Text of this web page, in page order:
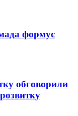
формує
обговорили